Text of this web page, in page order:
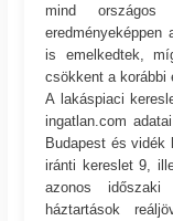
mind országos
is emelkedtek,
csökkent a korábbi
A lakáspiaci
ingatlan.com
Budapest és vidék
iránti kereslet 9,
azonos
háztartások